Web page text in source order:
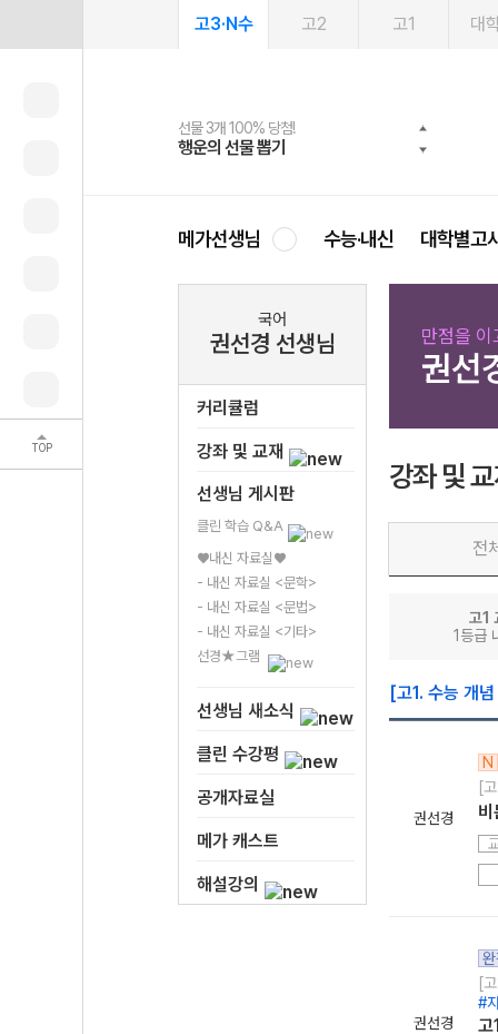
TOP
고3·N수 고2 고1 대
선물 3개 100% 당첨!
행운의 선물 뽑기
선물 100% 증정!
메가스터디 X 올리브
여름방학 스터디 캐시백
메가런 썸머스쿨
2027 러셀 단과
강사 공개선발
스마트러닝앱
설문 EVENT
메가패스
3일 무료 체험권
메가패스 수강생 무료혜택!
메가클럽 멤버십
사회공헌 캠페인
희망이룸 메가나눔
메가선생님 수능·내신 대학별고
국어
권선경 선생님
커리큘럼
강좌 및 교재
선생님 게시판
클린 학습 Q&A
♥내신 자료실♥
- 내신 자료실 <문학>
- 내신 자료실 <문법>
- 내신 자료실 <기타>
선경★그램
선생님 새소식
클린 수강평
공개자료실
메가 캐스트
해설강의
만점을
권선
강좌 및
전
고1
1등급
[고1. 수능 개
권선경
N
[
권선경
[
#